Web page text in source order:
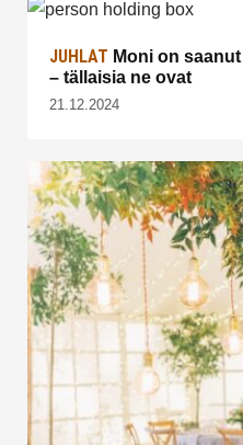
JUHLAT Moni on
– tällaisia ne ovat
21.12.2024